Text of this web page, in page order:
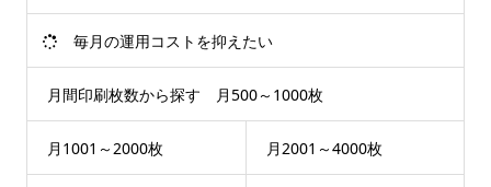
毎月の運用コストを抑えたい
月間印刷枚数から探す 月500～1000枚
月1001～2000枚 月2001～4000枚